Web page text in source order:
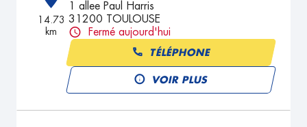
14.73
km
1 allee Paul Harris
31200 TOULOUSE
Fermé aujourd'hui
TÉLÉPHONE
VOIR PLUS